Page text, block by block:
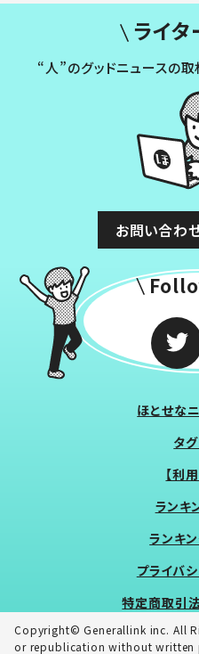
ライタ
“人”のグッドニュースの
お問い合わ
ほとせな
タ
【利
ランキ
ランキ
プライバ
特定商取引
Copyright© Generallink inc. All
or republication without written